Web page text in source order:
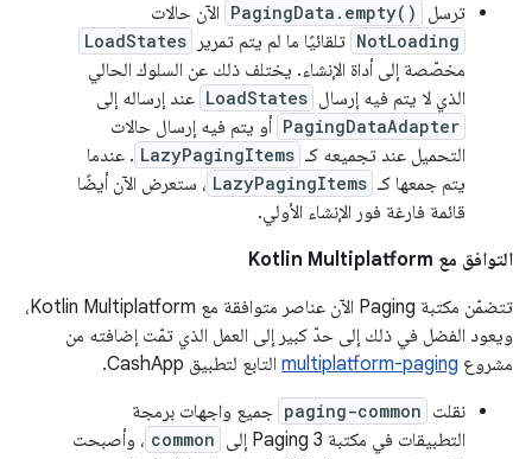
ترسل
PagingData.empty() الآن حالات
NotLoading تلقائيًا ما لم يتم تمرير LoadStates
مخصّصة إلى أداة الإنشاء. يختلف ذلك عن السلوك الحالي
الذي لا يتم فيه إرسال LoadStates عند إرساله إلى
PagingDataAdapter أو يتم فيه إرسال حالات
التحميل عند تجميعه كـ LazyPagingItems . عندما
يتم جمعها كـ LazyPagingItems ، ستعرض الآن أيضًا
قائمة فارغة فور الإنشاء الأولي.
التوافق مع Kotlin Multiplatform
تتضمّن مكتبة Paging الآن عناصر متوافقة مع Kotlin Multiplatform،
ويعود الفضل في ذلك إلى حدّ كبير إلى العمل الذي تمّت إضافته من
مشروع multiplatform-paging التابع لتطبيق CashApp.
نقلت paging-common جميع واجهات برمجة
التطبيقات في مكتبة Paging 3 إلى
common ، وأصبحت